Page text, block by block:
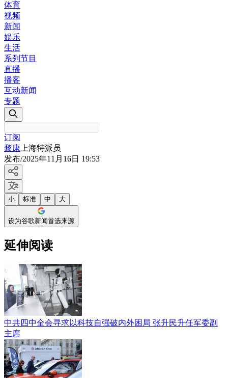
体育
视频
新闻
娱乐
生活
系列节目
直播
播客
互动新闻
专题
订阅
黎康 上海特派员
发布/2025年11月16日 19:53
小 标准 中 大
设为谷歌新闻首选来源
延伸阅读
中共四中全会寻求以科技自强破内外困局 张升民升任军委副
主席